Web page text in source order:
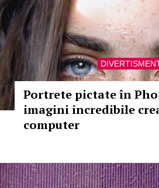
Portrete pictate în
imagini incredibile
computer